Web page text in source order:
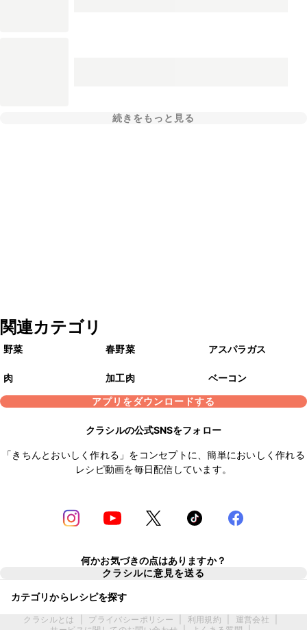
続きをもっと見る
関連カテゴリ
野菜 春野菜 アスパラガス
肉 加工肉
ベーコン
アプリをダウンロードする
クラシルの公式SNSをフォロー
「きちんとおいしく作れる」をコンセプトに、簡単においしく作れる
レシピ動画を毎日配信しています。
何かお気づきの点はありますか？
クラシルに意見を送る
カテゴリからレシピを探す
クラシルとは プライバシーポリシー 利用規約 運営会社